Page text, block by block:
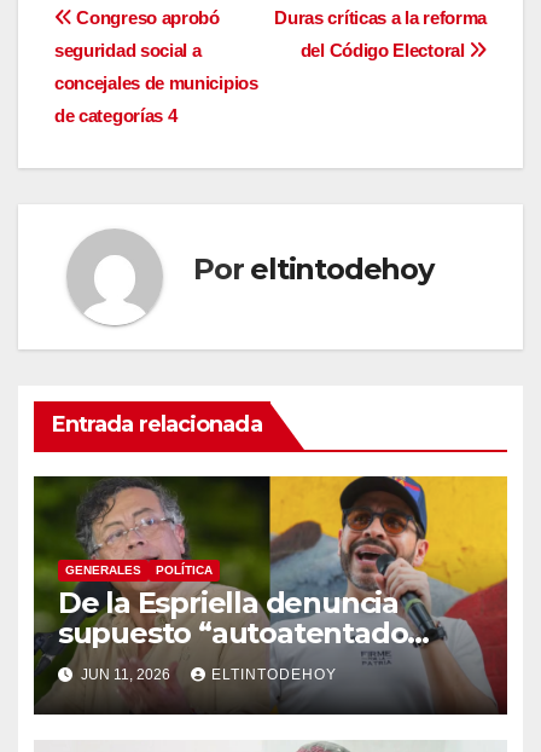
Navegación
de
entradas
Duras críticas a la reforma
del Código Electoral
Congreso aprobó
seguridad social a
concejales de municipios
de categorías 4
Por eltintodehoy
Entrada relacionada
GENERALES POLÍTICA
De la Espriella denuncia
supuesto “autoatentado
legislativo” tras decisión de
suspender provisionalmente
a Petro
JUN 11, 2026 ELTINTODEHOY